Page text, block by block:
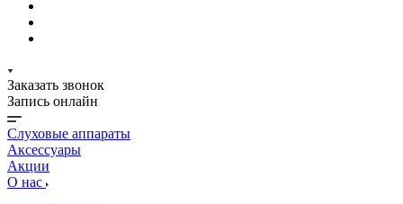
Заказать звонок
Запись онлайн
Слуховые аппараты
Аксессуары
Акции
О нас